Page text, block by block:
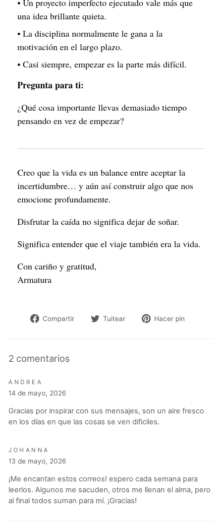
• Un proyecto imperfecto ejecutado vale más que
una idea brillante quieta.
• La disciplina normalmente le gana a la
motivación en el largo plazo.
• Casi siempre, empezar es la parte más difícil.
Pregunta para ti:
¿Qué cosa importante llevas demasiado tiempo
pensando en vez de empezar?
Creo que la vida es un balance entre aceptar la
incertidumbre… y aún así construir algo que nos
emocione profundamente.
Disfrutar la caída no significa dejar de soñar.
Significa entender que el viaje también era la vida.
Con cariño y gratitud,
Armatura
Compartir
Compartir
Facebook
Tuitear
Tuitear
Twitter
Hacer pin
Pinterest
2 comentarios
ANDREA
14 de mayo, 2026
Gracias por inspirar con sus mensajes, son un aire fresco
en los días en que las cosas se ven dificiles.
JOHANNA
13 de mayo, 2026
¡Me encantan estos correos! espero cada semana para
leerlos. Algunos me sacuden, otros me llenan el alma, pero
al final todos suman para mí. ¡Gracias!